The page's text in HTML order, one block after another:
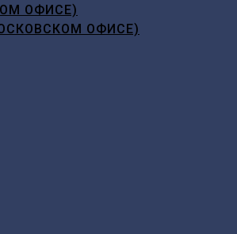
ОФИСЕ)
ОФИСЕ)